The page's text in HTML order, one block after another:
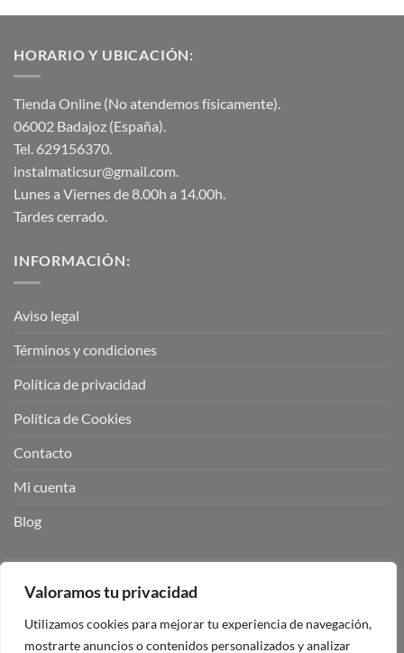
Valoramos tu privacidad
Utilizamos cookies para mejorar tu experiencia de navegación,
mostrarte anuncios o contenidos personalizados y analizar
HORARIO Y UBICACIÓN:
Tienda Online (No atendemos físicamente).
06002 Badajoz (España).
Tel. 629156370.
instalmaticsur@gmail.com.
Lunes a Viernes de 8.00h a 14.00h.
Tardes cerrado.
INFORMACIÓN:
Aviso legal
Términos y condiciones
Política de privacidad
Política de Cookies
Contacto
Mi cuenta
Blog